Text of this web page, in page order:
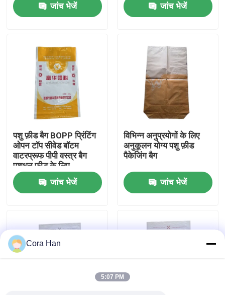
हमारे बारे में
कारखाना भ्रमण
गुणवत्ता नियंत्रण
संपर्क करें
समाचार
एक उद्धरण का अनुरोध करें
सीमेंट पैकेजिंग बैग
जांच भेजें
जांच भेजें
पशु फ़ीड बैग BOPP प्रिंटिंग
ओपन टॉप सीवेड बॉटम
वाटरप्रूफ पीपी वस्त्र बैग
पशुधन फ़ीड के लिए
जांच भेजें
विभिन्न अनुप्रयोगों के लिए
अनुकूलन योग्य पशु फ़ीड
पैकेजिंग बैग
जांच भेजें
Cora Han
5:07 PM